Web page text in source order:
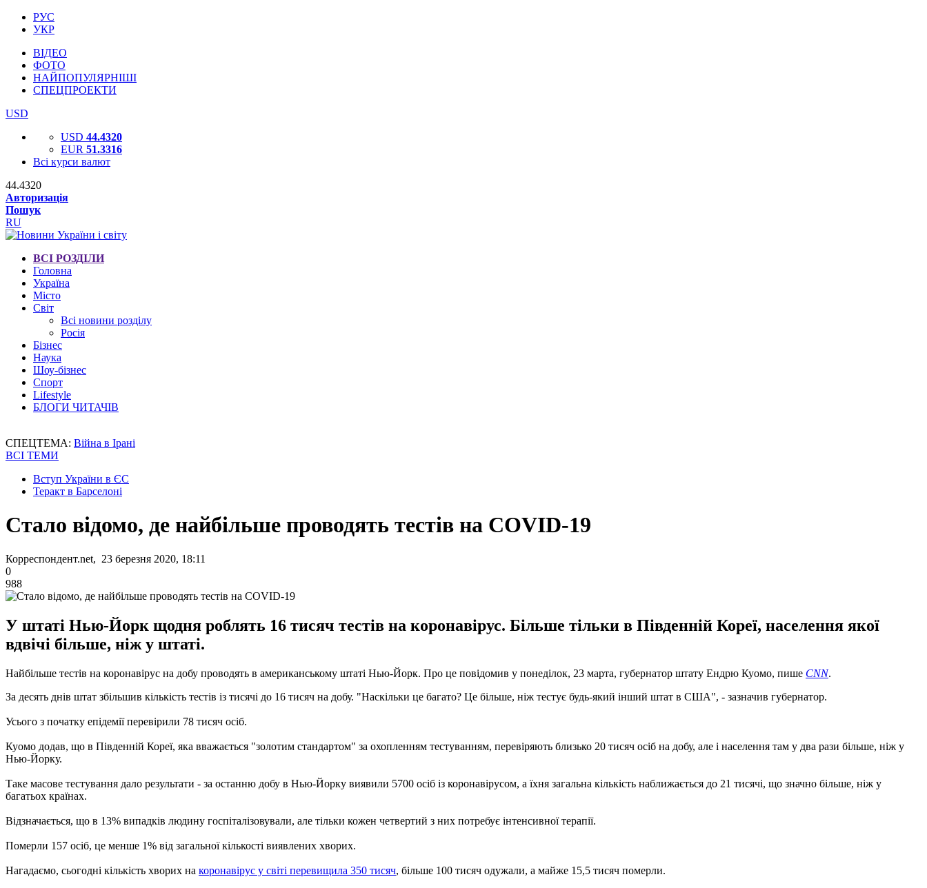
РУС
УКР
ВІДЕО
ФОТО
НАЙПОПУЛЯРНІШІ
СПЕЦПРОЕКТИ
USD
USD 44.4320
EUR 51.3316
Всі курси валют
44.4320
Авторизація
Пошук
RU
ВСІ РОЗДІЛИ
Головна
Україна
Місто
Світ
Всі новини розділу
Росія
Бізнес
Наука
Шоу-бізнес
Спорт
Lifestyle
БЛОГИ ЧИТАЧІВ
СПЕЦТЕМА: Війна в Ірані
ВСІ ТЕМИ
Вступ України в ЄС
Теракт в Барселоні
Стало відомо, де найбільше проводять тестів на COVID-19
Корреспондент.net, 23 березня 2020, 18:11
0
988
У штаті Нью-Йорк щодня роблять 16 тисяч тестів на коронавірус. Більше тільки в Південній Кореї, населення якої
вдвічі більше, ніж у штаті.
Найбільше тестів на коронавірус на добу проводять в американському штаті Нью-Йорк. Про це повідомив у понеділок, 23 марта, губернатор штату Ендрю Куомо, пише CNN.
За десять днів штат збільшив кількість тестів із тисячі до 16 тисяч на добу. "Наскільки це багато? Це більше, ніж тестує будь-який інший штат в США", - зазначив губернатор.
Усього з початку епідемії перевірили 78 тисяч осіб.
Куомо додав, що в Південній Кореї, яка вважається "золотим стандартом" за охопленням тестуванням, перевіряють близько 20 тисяч осіб на добу, але і населення там у два рази більше, ніж у
Нью-Йорку.
Таке масове тестування дало результати - за останню добу в Нью-Йорку виявили 5700 осіб із коронавірусом, а їхня загальна кількість наближається до 21 тисячі, що значно більше, ніж у
багатьох країнах.
Відзначається, що в 13% випадків людину госпіталізовували, але тільки кожен четвертий з них потребує інтенсивної терапії.
Померли 157 осіб, це менше 1% від загальної кількості виявлених хворих.
Нагадаємо, сьогодні кількість хворих на коронавірус у світі перевищила 350 тисяч, більше 100 тисяч одужали, а майже 15,5 тисяч померли.